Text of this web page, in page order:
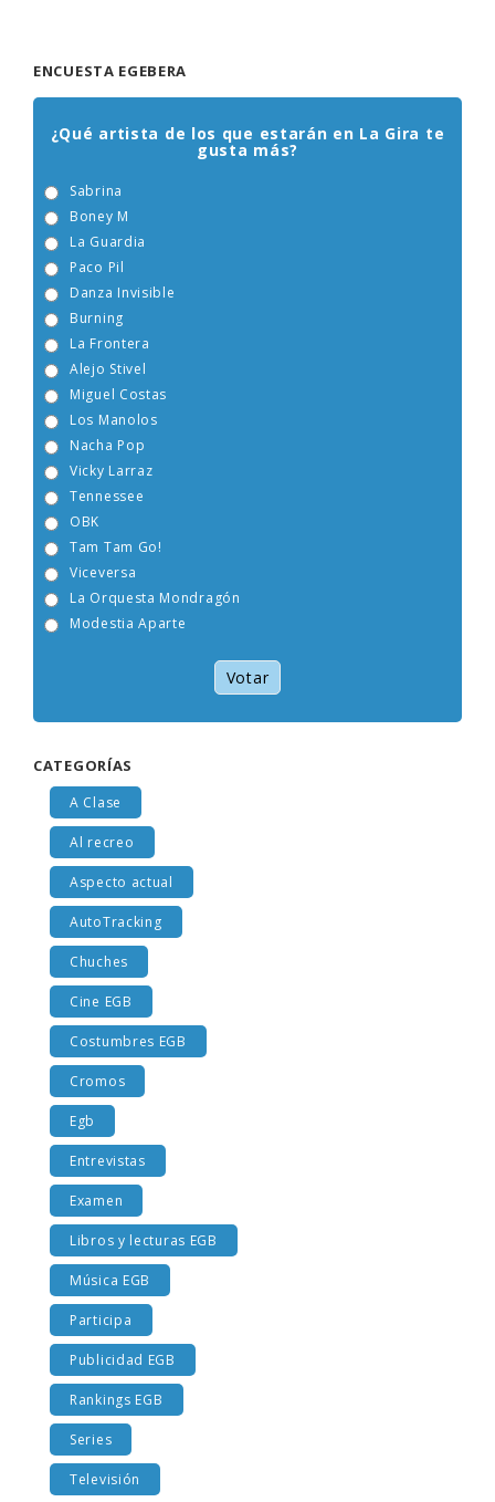
ENCUESTA EGEBERA
¿Qué artista de los que estarán en La Gira te
gusta más?
Sabrina
Boney M
La Guardia
Paco Pil
Danza Invisible
Burning
La Frontera
Alejo Stivel
Miguel Costas
Los Manolos
Nacha Pop
Vicky Larraz
Tennessee
OBK
Tam Tam Go!
Viceversa
La Orquesta Mondragón
Modestia Aparte
Votar
CATEGORÍAS
A Clase
Al recreo
Aspecto actual
AutoTracking
Chuches
Cine EGB
Costumbres EGB
Cromos
Egb
Entrevistas
Examen
Libros y lecturas EGB
Música EGB
Participa
Publicidad EGB
Rankings EGB
Series
Televisión